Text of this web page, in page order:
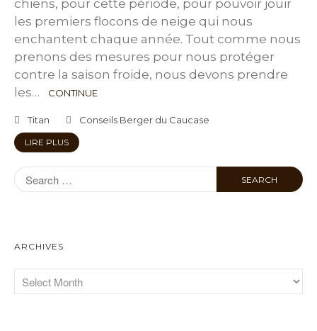
chiens, pour cette période, pour pouvoir jouir
les premiers flocons de neige qui nous
enchantent chaque année. Tout comme nous
prenons des mesures pour nous protéger
contre la saison froide, nous devons prendre
les…
CONTINUE
Titan Conseils Berger du Caucase
LIRE PLUS
ARCHIVES